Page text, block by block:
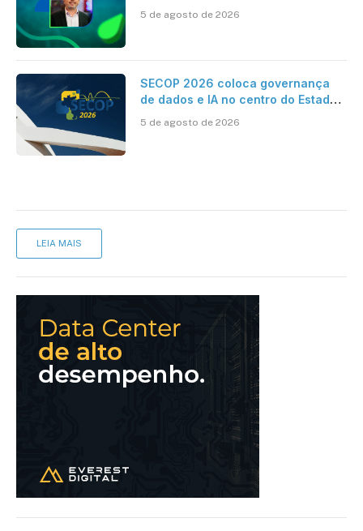
dados e IA na eficiência da
Contabilidade
5 de agosto de 2026
SECOP 2026 coloca governança
de dados e IA no centro do Estado
5 de agosto de 2026
LEIA MAIS